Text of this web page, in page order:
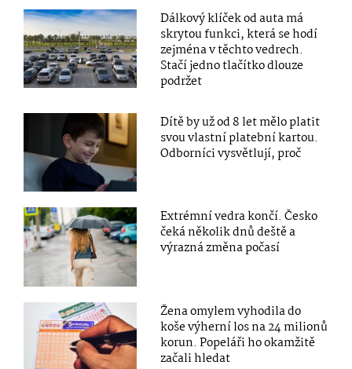
Dálkový klíček od auta má
skrytou funkci, která se hodí
zejména v těchto vedrech.
Stačí jedno tlačítko dlouze
podržet
Dítě by už od 8 let mělo platit
svou vlastní platební kartou.
Odborníci vysvětlují, proč
Extrémní vedra končí. Česko
čeká několik dnů deště a
výrazná změna počasí
Žena omylem vyhodila do
koše výherní los na 24 milionů
korun. Popeláři ho okamžitě
začali hledat